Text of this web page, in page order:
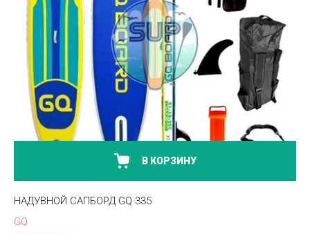
В КОРЗИНУ
НАДУВНОЙ CАПБОРД GQ 335
GQ